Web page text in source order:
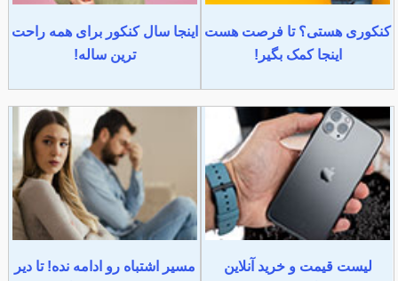
کنکوری هستی؟ تا فرصت هست
اینجا کمک بگیر!
اینجا سال کنکور برای همه راحت
ترین ساله!
لیست قیمت و خرید آنلاین
مسیر اشتباه رو ادامه نده! تا دیر